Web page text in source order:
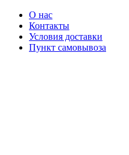
О нас
Контакты
Условия доставки
Пункт самовывоза